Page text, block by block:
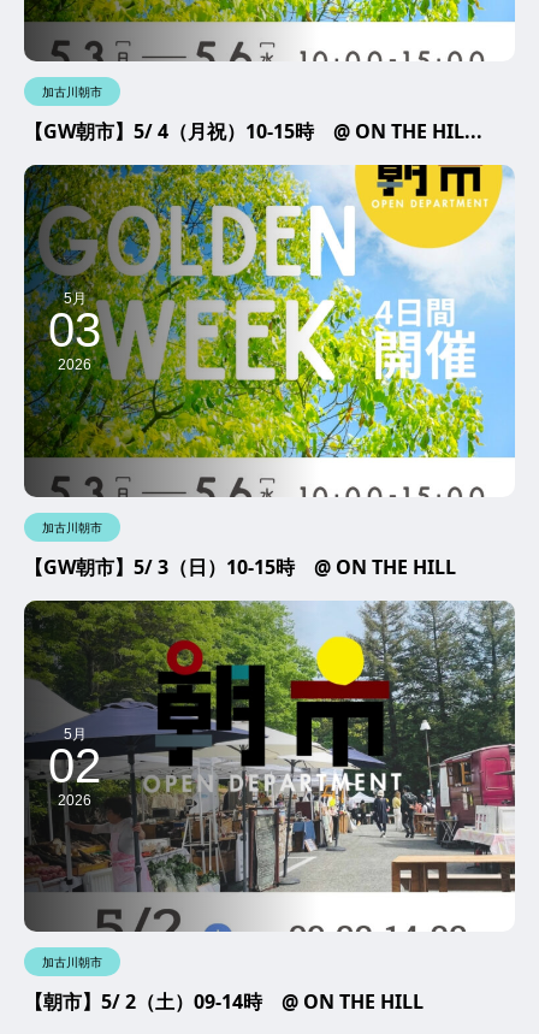
加古川朝市
【GW朝市】5/ 4（月祝）10-15時 @ ON THE HIL...
5月
03
2026
加古川朝市
【GW朝市】5/ 3（日）10-15時 @ ON THE HILL
5月
02
2026
加古川朝市
【朝市】5/ 2（土）09-14時 @ ON THE HILL